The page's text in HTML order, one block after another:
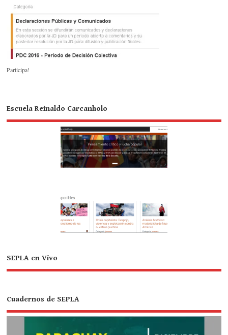
Participa!
Escuela Reinaldo Carcanholo
SEPLA en Vivo
Cuadernos de SEPLA